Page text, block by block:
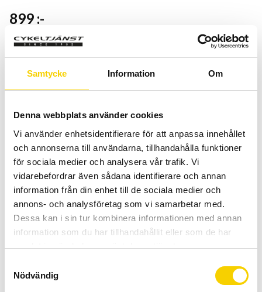
Samtycke Information Om
Denna webbplats använder cookies
Vi använder enhetsidentifierare för att anpassa innehållet
och annonserna till användarna, tillhandahålla funktioner
för sociala medier och analysera vår trafik. Vi
vidarebefordrar även sådana identifierare och annan
information från din enhet till de sociala medier och
annons- och analysföretag som vi samarbetar med.
Dessa kan i sin tur kombinera informationen med annan
information som du har tillhandahållit eller som de har
samlat in när du har använt deras tjänster.
Nödvändig
899 :-
Antal
Allt inom cykel på ett ställe
Lagerstatus
1 st i lager
Artikelnr
PRAC0136
Tillverkare
PRO
Endast 30 gram.